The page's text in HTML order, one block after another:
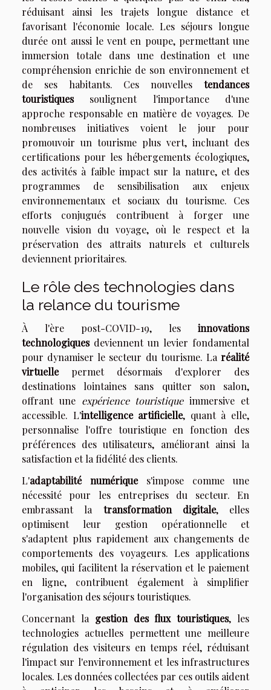
réduisant ainsi les trajets longue distance et
favorisant l'économie locale. Les séjours longue
durée ont aussi le vent en poupe, permettant une
immersion totale dans une destination et une
compréhension enrichie de son environnement et
de ses habitants. Ces nouvelles tendances
touristiquessoulignent l'importance d'une
approche responsable en matière de voyages. De
nombreuses initiatives voient le jour pour
promouvoir un tourisme plus vert, incluant des
certifications pour les hébergements écologiques,
des activités à faible impact sur la nature, et des
programmes de sensibilisation aux enjeux
environnementaux et sociaux du tourisme. Ces
efforts conjugués contribuent à forger une
nouvelle vision du voyage, où le respect et la
préservation des attraits naturels et culturels
deviennent prioritaires.
Le rôle des technologies dans
la relance du tourisme
À l'ère post-COVID-19, les innovations
technologiquesdeviennent un levier fondamental
pour dynamiser le secteur du tourisme. La réalité
virtuellepermet désormais d'explorer des
destinations lointaines sans quitter son salon,
offrant une expérience touristiqueimmersive et
accessible. L'intelligence artificielle, quant à elle,
personnalise l'offre touristique en fonction des
préférences des utilisateurs, améliorant ainsi la
satisfaction et la fidélité des clients.
L'adaptabilité numériques'impose comme une
nécessité pour les entreprises du secteur. En
embrassant la transformation digitale, elles
optimisent leur gestion opérationnelle et
s'adaptent plus rapidement aux changements de
comportements des voyageurs. Les applications
mobiles, qui facilitent la réservation et le paiement
en ligne, contribuent également à simplifier
l'organisation des séjours touristiques.
Concernant la gestion des flux touristiques, les
technologies actuelles permettent une meilleure
régulation des visiteurs en temps réel, réduisant
l'impact sur l'environnement et les infrastructures
locales. Les données collectées par ces outils aident